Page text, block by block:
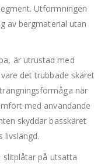
Utformningen
av bergmaterial utan
är utrustad med
det trubbade skäret
när
med användande
skyddar basskäret
livslängd.
på utsatta